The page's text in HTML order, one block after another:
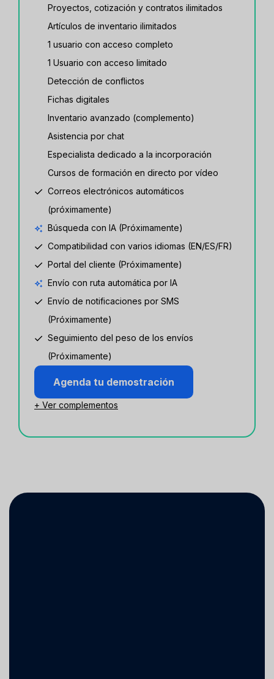
Proyectos, cotización y contratos ilimitados
Artículos de inventario ilimitados
1 usuario con acceso completo
1 Usuario con acceso limitado
Detección de conflictos
Fichas digitales
Inventario avanzado (complemento)
Asistencia por chat
Especialista dedicado a la incorporación
Cursos de formación en directo por vídeo
Correos electrónicos automáticos
(próximamente)
Búsqueda con IA (Próximamente)
Compatibilidad con varios idiomas (EN/ES/FR)
Portal del cliente (Próximamente)
Envío con ruta automática por IA
Envío de notificaciones por SMS
(Próximamente)
Seguimiento del peso de los envíos
(Próximamente)
Agenda tu demostración
+ Ver complementos